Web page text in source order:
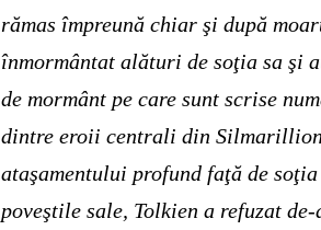
rămas împreună chiar şi după
înmormântat alături de soţia sa şi
de mormânt pe care sunt scrise
dintre eroii centrali din
ataşamentului profund faţă de
poveştile sale, Tolkien a refuzat